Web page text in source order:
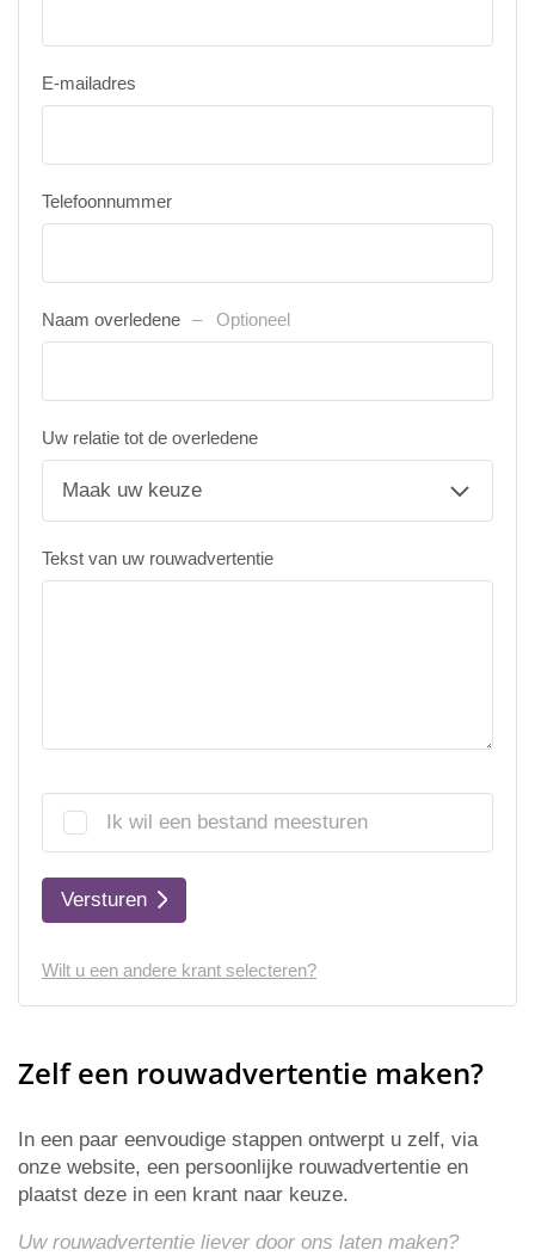
E-mailadres
Telefoonnummer
Naam overledene Optioneel
Uw relatie tot de overledene
Tekst van uw rouwadvertentie
Ik wil een bestand meesturen
Versturen
Wilt u een andere krant selecteren?
Zelf een rouwadvertentie maken?
In een paar eenvoudige stappen ontwerpt u zelf, via
onze website, een persoonlijke rouwadvertentie en
plaatst deze in een krant naar keuze.
Uw rouwadvertentie liever door ons laten maken?